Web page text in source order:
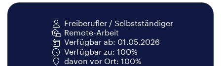
Freiberufler / Selbstständiger
Remote-Arbeit
Verfügbar ab: 01.05.2026
Verfügbar zu: 100%
davon vor Ort: 100%